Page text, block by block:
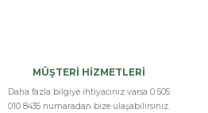
MÜŞTERİ HİZMETLERİ
Daha fazla bilgiye ihtiyacınız varsa 0 505
010 8435 numaradan bize ulaşabilirsiniz.